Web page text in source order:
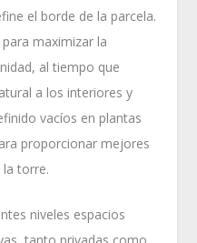
el borde de la parcela.
maximizar la
al tiempo que
a los interiores y
vacíos en plantas
proporcionar mejores
torre.
niveles espacios